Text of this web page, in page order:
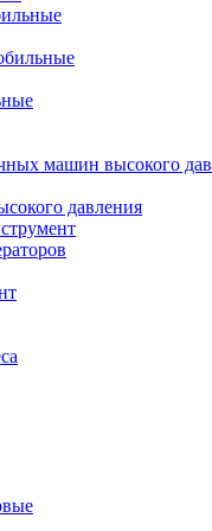
машин высокого
давления